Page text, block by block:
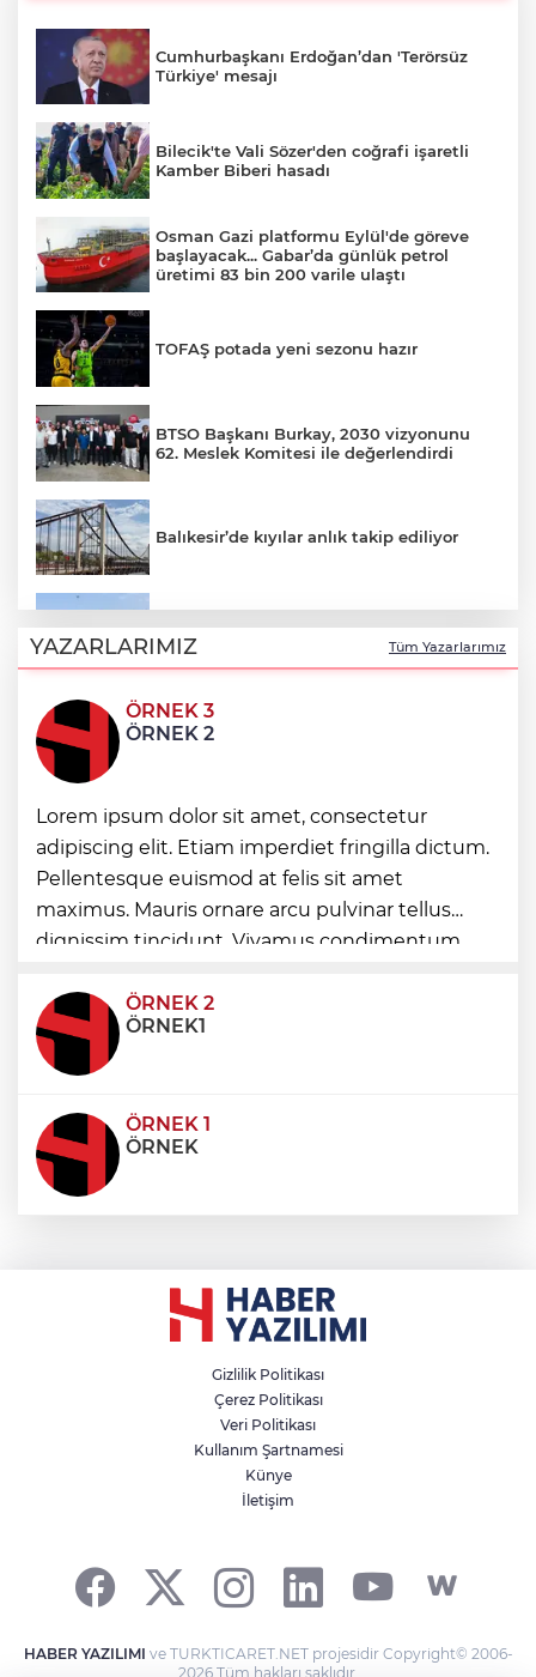
Cumhurbaşkanı Erdoğan’dan 'Terörsüz
Türkiye' mesajı
Bilecik'te Vali Sözer'den coğrafi işaretli
Kamber Biberi hasadı
Osman Gazi platformu Eylül'de göreve
başlayacak... Gabar’da günlük petrol
üretimi 83 bin 200 varile ulaştı
TOFAŞ potada yeni sezonu hazır
BTSO Başkanı Burkay, 2030 vizyonunu
62. Meslek Komitesi ile değerlendirdi
Balıkesir’de kıyılar anlık takip ediliyor
bireylere yaz tatili sunuyor
Trabzonspor'a büyük destek
Eskişehir'de kırsal mahallelere yeni su
depoları
Antalya Büyükşehir’den Kemer’e çevre
düzenleme
YAZARLARIMIZ Tüm Yazarlarımız
ÖRNEK 3
ÖRNEK 2
Lorem ipsum dolor sit amet, consectetur
adipiscing elit. Etiam imperdiet fringilla dictum.
Pellentesque euismod at felis sit amet
maximus. Mauris ornare arcu pulvinar tellus
dignissim tincidunt. Vivamus condimentum
condimentum eros et, faucibus sapien. Praese
ÖRNEK 2
ÖRNEK1
ÖRNEK 1
ÖRNEK
Gizlilik Politikası
Çerez Politikası
Veri Politikası
Kullanım Şartnamesi
Künye
İletişim
HABER YAZILIMI ve TURKTICARET.NET projesidir Copyright© 2006-
2026 Tüm hakları saklıdır.